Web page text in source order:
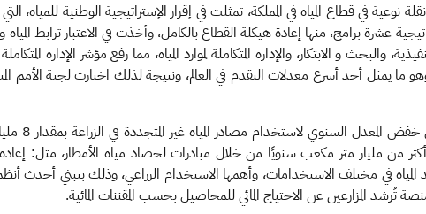
إلى أن رؤية السعودية 2030، أحدثت نقلة نوعية في قطاع المياه في المملكة، تمثلت في إقرار الإستراتيجية
عشرة برامج، منها إعادة هيكلة القطاع بالكامل، وأخذت في الاعتبار ترابط
والبحث و الابتكار، والإدارة المتكاملة لموارد المياه، مما رفع مؤشر الإدارة
المستدامة للمملكة من 57% إلى 83% وهو ما يمثل أحد أسرع معدلات التقدم في العالم، ونتيجة لذلك
وأكد
أكثر من مليار متر مكعب سنويًا من خلال مبادرات لحصاد مياه الأمطار، مثل:
في مختلف الاستخدامات، وأهمها الاستخدام الزراعي، وذلك بتبني أحدث
تُرشد المزارعين عن الاحتياج المائي للمحاصيل بحسب المقننات المائية.